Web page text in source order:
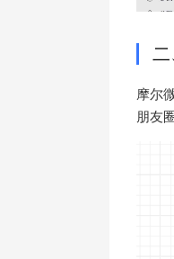
二
摩尔
朋友